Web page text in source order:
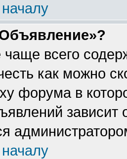
всего
как можно
форума в
зависит